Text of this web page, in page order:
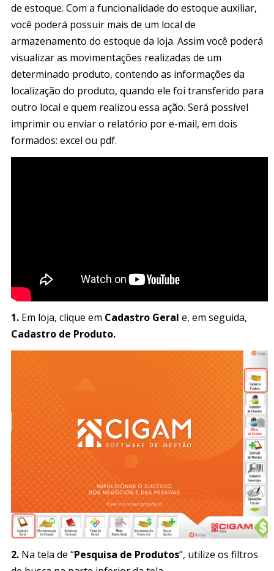
de estoque. Com a funcionalidade do estoque auxiliar,
você poderá possuir mais de um local de
armazenamento do estoque da loja. Assim você poderá
visualizar as movimentações realizadas de um
determinado produto, contendo as informações da
localização do produto, quando ele foi transferido para
outro local e quem realizou essa ação. Será possível
imprimir ou enviar o relatório por e-mail, em dois
formados: excel ou pdf.
1. Em loja, clique em Cadastro Geral e, em seguida,
Cadastro de Produto.
2. Na tela de “Pesquisa de Produtos”, utilize os filtros